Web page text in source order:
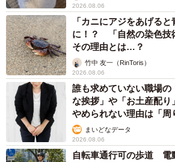
2026.08.06
「カニにアジをあげる
に！？ 「自然の染色技
その理由とは…？
竹中 友一（RinToris）
2026.08.06
誰も求めていない職場の
な挨拶」や「お土産配
やめられない理由は「周
まいどなデータ
2026.08.06
自転車通行可の歩道 電